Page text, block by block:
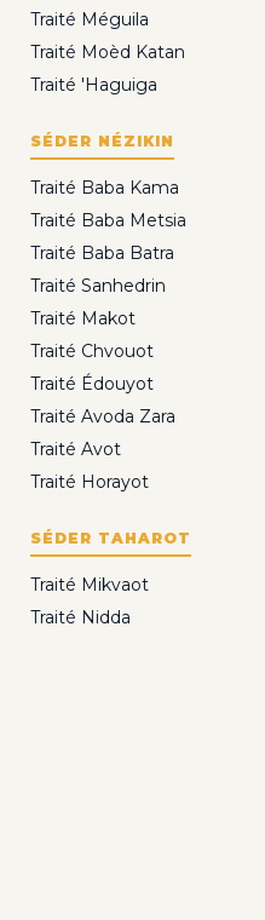
Traité Méguila
Traité Moèd Katan
Traité 'Haguiga
SÉDER NÉZIKIN
Traité Baba Kama
Traité Baba Metsia
Traité Baba Batra
Traité Sanhedrin
Traité Makot
Traité Chvouot
Traité Édouyot
Traité Avoda Zara
Traité Avot
Traité Horayot
SÉDER TAHAROT
Traité Mikvaot
Traité Nidda